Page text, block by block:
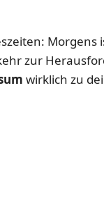
zur
wirklich zu